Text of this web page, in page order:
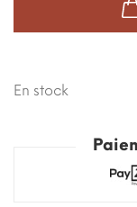
En stock